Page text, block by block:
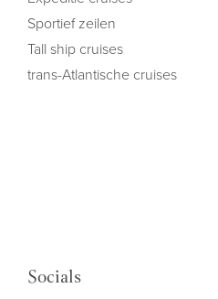
Sportief zeilen
Tall ship cruises
trans-Atlantische cruises
Socials